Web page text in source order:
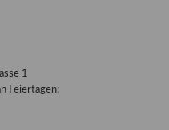
1
Feiertagen: